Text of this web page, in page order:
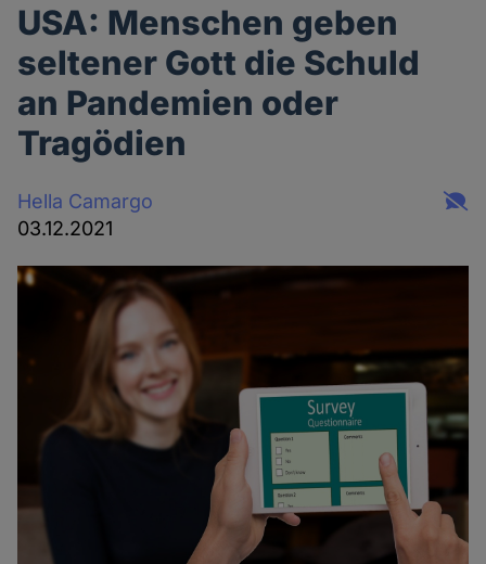
USA: Menschen geben
seltener Gott die Schuld
an Pandemien oder
Tragödien
Hella Camargo
03.12.2021